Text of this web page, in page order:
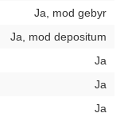
Ja, mod gebyr
Ja, mod depositum
Ja
Ja
Ja